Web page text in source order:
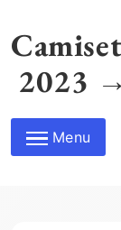
content
2023
Menu